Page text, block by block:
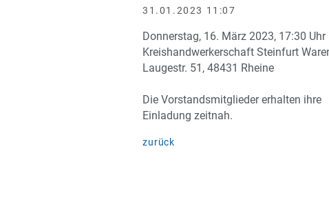
31.01.2023 11:07
Donnerstag, 16. März 2023, 17:30 Uhr
Kreishandwerkerschaft Steinfurt
Laugestr. 51, 48431 Rheine
Die Vorstandsmitglieder erhalten ihre
Einladung zeitnah.
zurück